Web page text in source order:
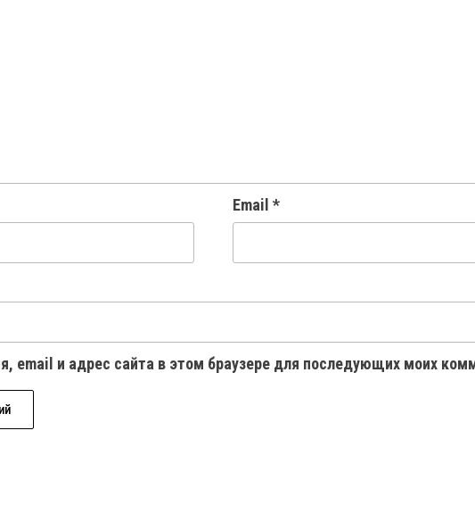
Email *
email и адрес сайта в этом браузере для последующих моих